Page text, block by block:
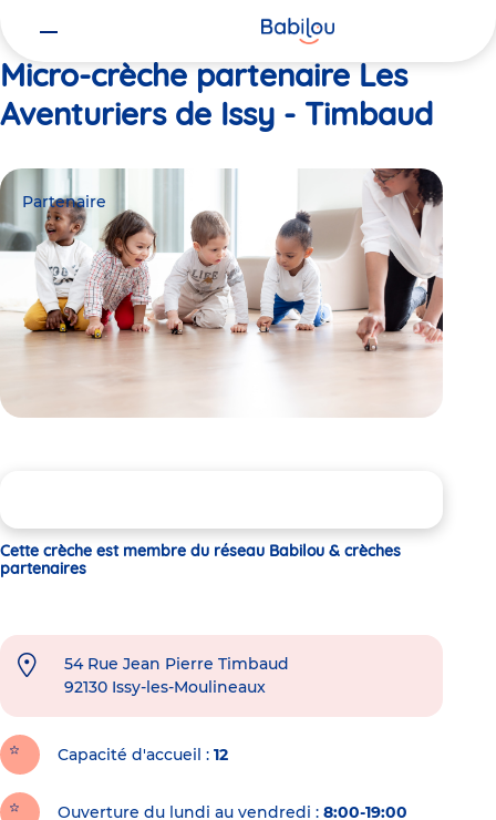
Micro-crèche partenaire Les
Aventuriers de Issy - Timbaud
Partenaire
Cette crèche est membre du réseau Babilou & crèches
partenaires
54 Rue Jean Pierre Timbaud
92130 Issy-les-Moulineaux
Capacité d'accueil 12
Ouverture du lundi au vendredi : 8:00-19:00